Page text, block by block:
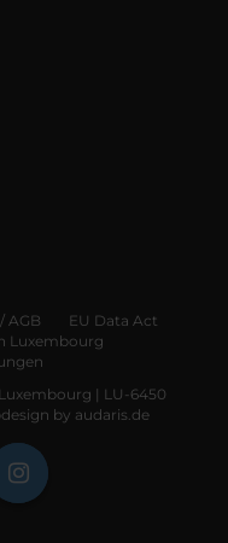
AGB
EU Data Act
Luxembourg
| LU-6450
by audaris.de